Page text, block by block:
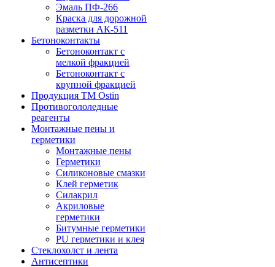
Эмаль ПФ-266
Краска для дорожной
разметки АК-511
Бетоноконтакты
Бетоноконтакт с
мелкой фракцией
Бетоноконтакт с
крупной фракцией
Продукция ТМ Ostin
Противогололедные
реагенты
Монтажные пены и
герметики
Монтажные пены
Герметики
Силиконовые смазки
Клей герметик
Силакрил
Акриловые
герметики
Битумные герметики
PU герметики и клея
Стеклохолст и лента
Антисептики